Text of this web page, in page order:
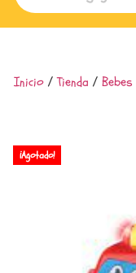
Inicio /Tienda / Bebes
¡Agotado!